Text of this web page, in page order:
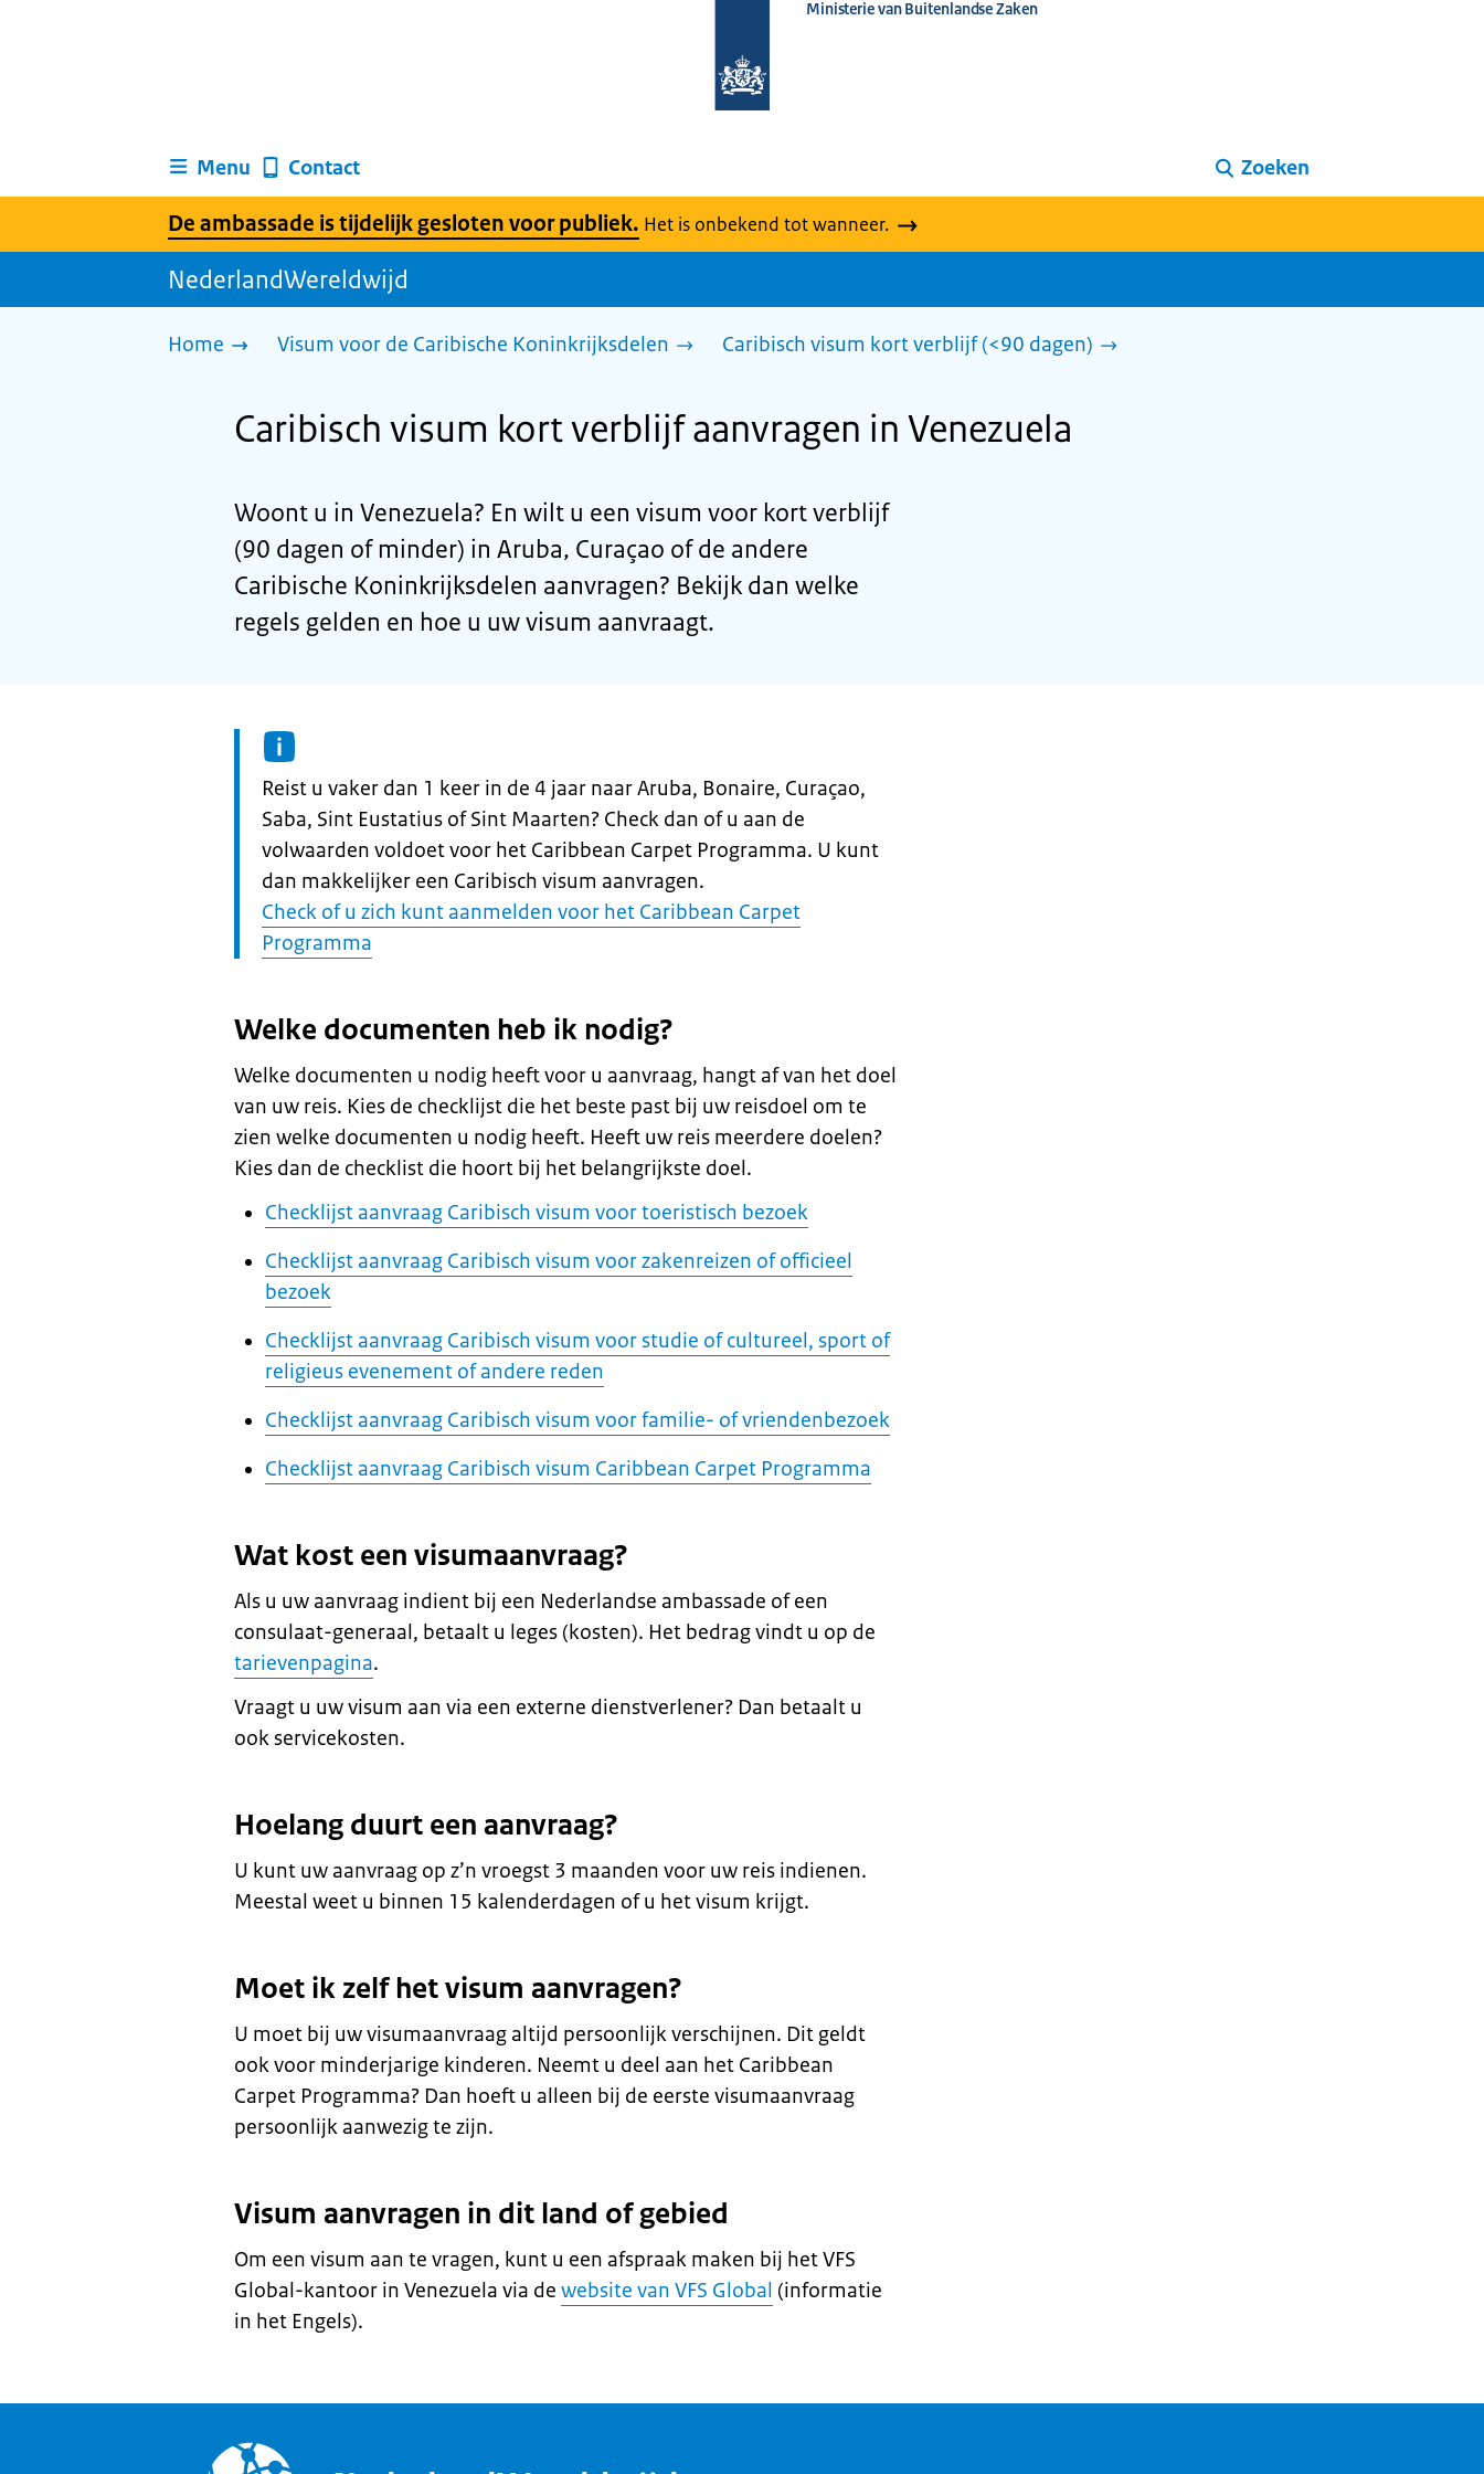
homepage
Ministerie van Buitenlandse Zaken
Menu Contact Zoeken
De ambassade is tijdelijk gesloten voor publiek. Het is onbekend tot wanneer.
NederlandWereldwijd
Home Visum voor de Caribische Koninkrijksdelen Caribisch visum kort verblijf (<90 dagen)
Caribisch visum kort verblijf aanvragen in Venezuela
Woont u in Venezuela? En wilt u een visum voor kort verblijf
(90 dagen of minder) in Aruba, Curaçao of de andere
Caribische Koninkrijksdelen aanvragen? Bekijk dan welke
regels gelden en hoe u uw visum aanvraagt.
Informatie:
Reist u vaker dan 1 keer in de 4 jaar naar Aruba, Bonaire, Curaçao,
Saba, Sint Eustatius of Sint Maarten? Check dan of u aan de
volwaarden voldoet voor het Caribbean Carpet Programma. U kunt
dan makkelijker een Caribisch visum aanvragen.
Check of u zich kunt aanmelden voor het Caribbean Carpet
Programma
Welke documenten heb ik nodig?
Welke documenten u nodig heeft voor u aanvraag, hangt af van het doel
van uw reis. Kies de checklijst die het beste past bij uw reisdoel om te
zien welke documenten u nodig heeft. Heeft uw reis meerdere doelen?
Kies dan de checklist die hoort bij het belangrijkste doel.
Checklijst aanvraag Caribisch visum voor toeristisch bezoek
Checklijst aanvraag Caribisch visum voor zakenreizen of officieel
bezoek
Checklijst aanvraag Caribisch visum voor studie of cultureel, sport of
religieus evenement of andere reden
Checklijst aanvraag Caribisch visum voor familie- of vriendenbezoek
Checklijst aanvraag Caribisch visum Caribbean Carpet Programma
Wat kost een visumaanvraag?
Als u uw aanvraag indient bij een Nederlandse ambassade of een
consulaat-generaal, betaalt u leges (kosten). Het bedrag vindt u op de
tarievenpagina.
Vraagt u uw visum aan via een externe dienstverlener? Dan betaalt u
ook servicekosten.
Hoelang duurt een aanvraag?
U kunt uw aanvraag op z’n vroegst 3 maanden voor uw reis indienen.
Meestal weet u binnen 15 kalenderdagen of u het visum krijgt.
Moet ik zelf het visum aanvragen?
U moet bij uw visumaanvraag altijd persoonlijk verschijnen. Dit geldt
ook voor minderjarige kinderen. Neemt u deel aan het Caribbean
Carpet Programma? Dan hoeft u alleen bij de eerste visumaanvraag
persoonlijk aanwezig te zijn.
Visum aanvragen in dit land of gebied
Om een visum aan te vragen, kunt u een afspraak maken bij het VFS
Global-kantoor in Venezuela via de website van VFS Global (informatie
in het Engels).